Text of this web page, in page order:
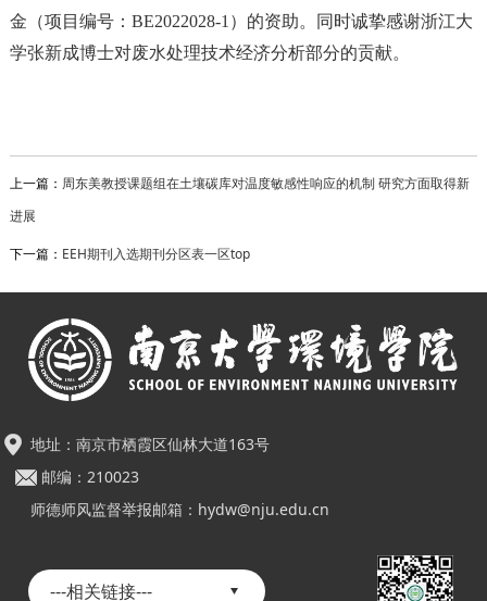
金（项目编号：BE2022028-1）的资助。同时诚挚感谢浙江大
学张新成博士对废水处理技术经济分析部分的贡献。
上一篇： 周东美教授课题组在土壤碳库对温度敏感性响应的机制 研究方面取得新
进展
下一篇： EEH期刊入选期刊分区表一区top
地址：南京市栖霞区仙林大道163号
邮编：210023
师德师风监督举报邮箱：hydw@nju.edu.cn
---相关链接---